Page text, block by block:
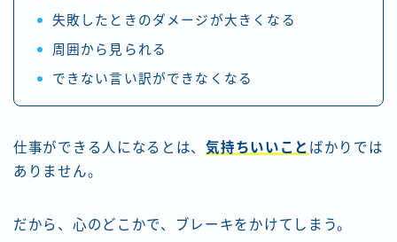
失敗したときのダメージが大きくなる
周囲から見られる
できない言い訳ができなくなる
仕事ができる人になるとは、気持ちいいこと ばかりでは
ありません。
だから、心のどこかで、ブレーキをかけてしまう。